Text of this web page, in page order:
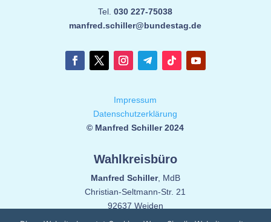
Tel.030 227-75038
manfred.schiller@bundestag.de
Impressum
Datenschutzerklärung
© Manfred Schiller 2024
Wahlkreisbüro
Manfred Schiller, MdB
Christian-Seltmann-Str. 21
92637 Weiden